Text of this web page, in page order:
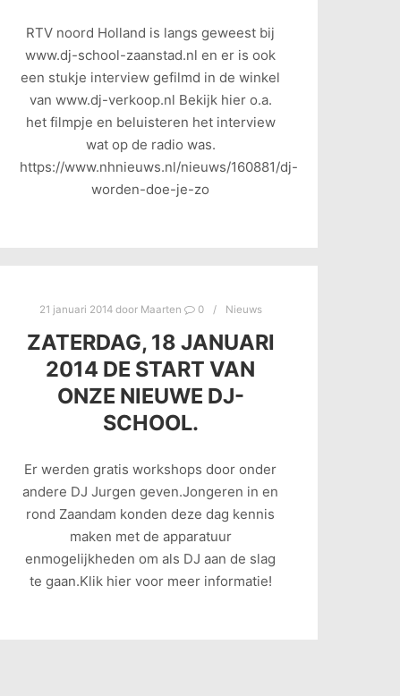
RTV noord Holland is langs geweest bij
www.dj-school-zaanstad.nl en er is ook
een stukje interview gefilmd in de winkel
van www.dj-verkoop.nl Bekijk hier o.a.
het filmpje en beluisteren het interview
wat op de radio was.
https://www.nhnieuws.nl/nieuws/160881/dj-
worden-doe-je-zo
21 januari 2014door Maarten 0 Nieuws
ZATERDAG, 18 JANUARI
2014 DE START VAN
ONZE NIEUWE DJ-
SCHOOL.
Er werden gratis workshops door onder
andere DJ Jurgen geven.Jongeren in en
rond Zaandam konden deze dag kennis
maken met de apparatuur
enmogelijkheden om als DJ aan de slag
te gaan.Klik hier voor meer informatie!